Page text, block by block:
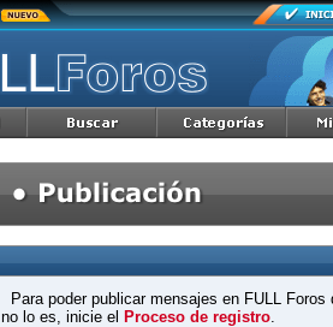
Para poder publicar mensajes en FULL
no lo es, inicie el Proceso de registro.